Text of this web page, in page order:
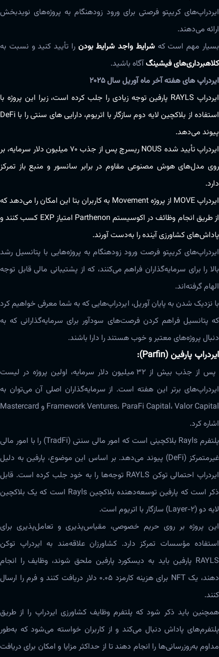
ایردراپ‌های کریپتو فرصتی برای ورود زودهنگام به پروژه‌های نویدبخش
ارائه می‌دهند.
بسیار مهم است کهشرایط واجد شرایط بودن را تأیید کنید و نسبت به
کلاهبرداری‌های فیشینگآگاه باشید.
ایردراپ های هفته آخر ماه آوریل سال ۲۰۲۵
ایردراپ RAYLS پارفین توجه زیادی را جلب کرده است، زیرا این پروژه با
استفاده از بلاکچین لایه دوم سازگار با اتریوم، دارایی های سنتی را با DeFi
پیوند می‌دهد.
ایردراپ تأیید شده NOUS ریسرچ پس از جذب ۷۰ میلیون دلار سرمایه، بر
روی مدل‌های هوش مصنوعی مقاوم در برابر سانسور و منبع باز تمرکز
دارد.
ایردراپ MOVE از پروژه Movement به کاربران بتا این امکان را می‌دهد که
از طریق انجام وظائف در اکوسیستم Parthenon امتیاز EXP کسب کنند و
پاداش‌های کشاورزی آینده را به‌دست آورند.
ایردراپ‌های کریپتو فرصت ورود زودهنگام به پروژه‌هایی با پتانسیل رشد
بالا را برای سرمایه‌گذاران فراهم می‌کنند، که از پشتیبانی مالی قابل توجه
الهام گرفته‌اند.
با نزدیک شدن به پایان آوریل، ایردراپ‌هایی که به شما معرفی خواهیم کرد
که پتانسیل فراهم کردن فرصت‌های سودآور برای سرمایه‌گذارانی که به
دنبال پروژه‌های معتبر و خوب هستند را دارا باشند.
ایردراپ پارفین (Parfin):
پس از جذب بیش از ۳۲ میلیون دلار سرمایه، اولین پروژه در لیست
ایردراپ‌های برتر این هفته است. از سرمایه‌گذاران اصلی آن می‌توان به
Framework Ventures، ParaFi Capital، Valor Capital و Mastercard
اشاره کرد.
پلتفرم Rayls بلاکچینی است که امور مالی سنتی (TradFi) را با امور مالی
غیرمتمرکز (DeFi) پیوند می‌دهد. بر اساس این موضوع، پارفین به دلیل
ایردراپ احتمالی توکن RAYLS توجه‌ها را به خود جلب کرده است. قابل
ذکر است که پارفین توسعه‌دهنده بلاکچین Rayls است که یک بلاکچین
لایه دو (Layer-2) سازگار با اتریوم است.
این پروژه بر روی حریم خصوصی، مقیاس‌پذیری و تعامل‌پذیری برای
استفاده مؤسسات تمرکز دارد. کشاورزان علاقه‌مند به ایردراپ توکن
RAYLS پارفین باید به دیسکورد پارفین ملحق شوند، وظایف را انجام
دهند، یک NFT برای هزینه کارمزد ۰.۰۵ دلار دریافت کنند و فرم را ارسال
کنند.
همچنین باید ذکر شود که پلتفرم وظایف کشاورزی ایردراپ را از طریق
پلتفرم‌های پاداش دنبال می‌کند و از کاربران خواسته می‌شود که به‌طور
مداوم به‌روزرسانی‌ها را انجام دهند تا از حداکثر مزایا و امکان برای دریافت